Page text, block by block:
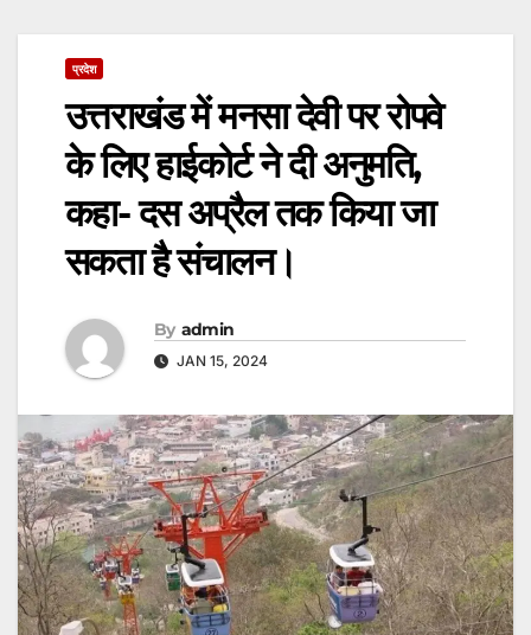
प्रदेश
उत्तराखंड में मनसा देवी पर रोपवे
के लिए हाईकोर्ट ने दी अनुमति,
कहा- दस अप्रैल तक किया जा
सकता है संचालन।
By admin
JAN 15, 2024